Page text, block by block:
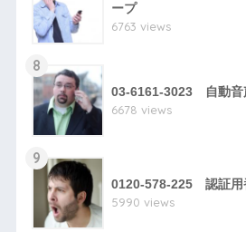
ープ
6763 views
8
03-6161-3023 自動音
6678 views
9
0120-578-225 認証用
5990 views